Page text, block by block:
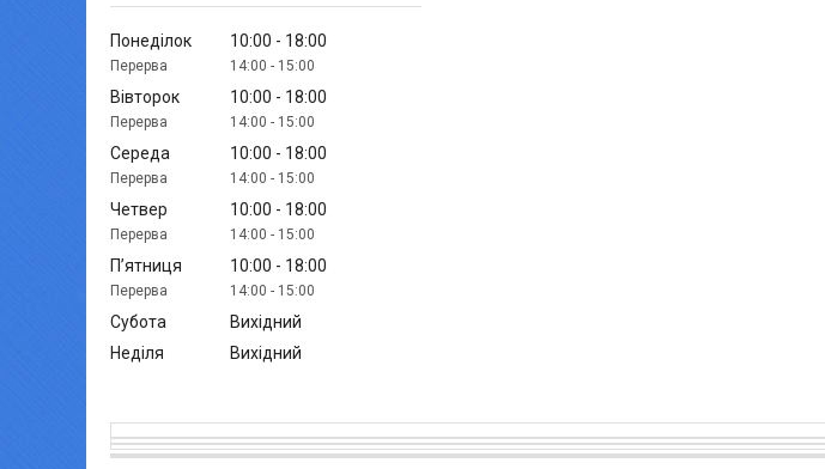
Понеділок 10:00 18:00
14:00 15:00
Вівторок 10:00 18:00
14:00 15:00
Середа 10:00 18:00
14:00 15:00
Четвер 10:00 18:00
14:00 15:00
Пʼятниця 10:00 18:00
14:00 15:00
Субота
Вихідний
Неділя
Вихідний